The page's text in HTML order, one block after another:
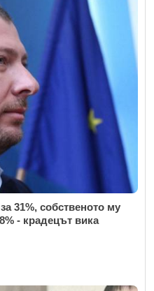
31%, собственото му
- крадецът вика